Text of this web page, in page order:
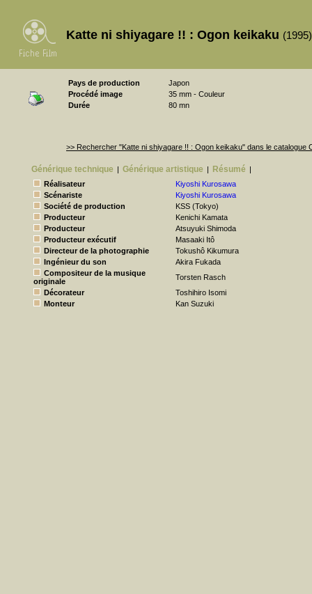
Katte ni shiyagare !! : Ogon keikaku
Pays de production
Japon
Procédé image
35 mm - Couleur
Durée
80 mn
>> Rechercher "Katte ni shiyagare !! : Ogon keikaku" dans le catalogue
Générique technique | Générique artistique | Résumé |
Réalisateur
Kiyoshi Kurosawa
Scénariste
Kiyoshi Kurosawa
Société de production
KSS (Tokyo)
Producteur
Kenichi Kamata
Producteur
Atsuyuki Shimoda
Producteur exécutif
Masaaki Itô
Directeur de la photographie
Tokushô Kikumura
Ingénieur du son
Akira Fukada
Compositeur de la musique
originale
Torsten Rasch
Décorateur
Toshihiro Isomi
Monteur
Kan Suzuki